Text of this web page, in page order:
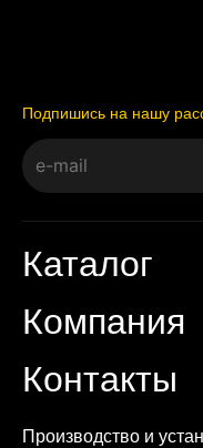
Подпишись на нашу
Производство и
Каталог
Компания
Контакты